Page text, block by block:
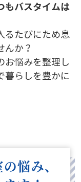
もバスタイムは
るたびにため息
んか？
お悩みを整理し
暮らしを豊かに
悩み、